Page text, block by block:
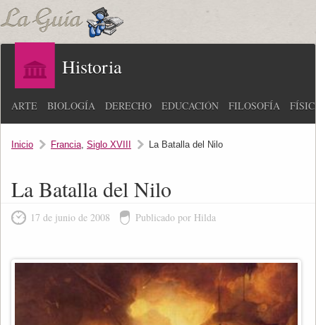
Historia
ARTE BIOLOGÍA DERECHO EDUCACIÓN FILOSOFÍA
Inicio Francia, Siglo XVIII La Batalla del Nilo
La Batalla del Nilo
17 de junio de 2008 Publicado por Hilda